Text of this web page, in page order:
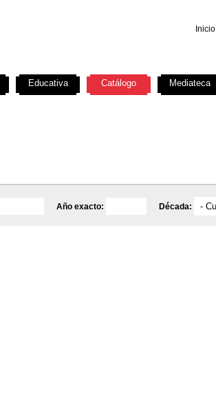
Inicio
Año exacto: Década:
Educativa Catálogo Mediateca